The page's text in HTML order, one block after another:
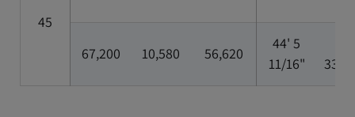
45
67,200 10,580 56,620
44' 5
11/16"
33/